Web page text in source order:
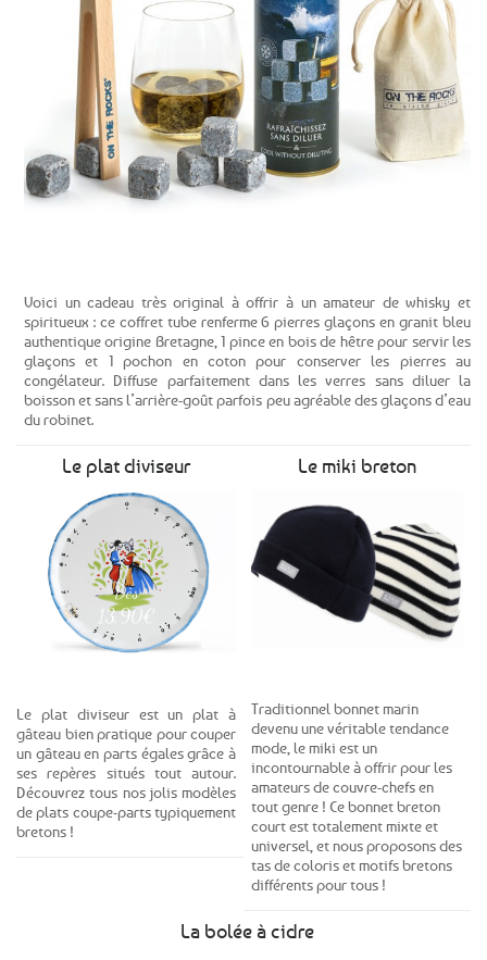
Voici un cadeau très original à offrir à un amateur de whisky et
spiritueux : ce coffret tube renferme 6 pierres glaçons en granit bleu
authentique origine Bretagne, 1 pince en bois de hêtre pour servir les
glaçons et 1 pochon en coton pour conserver les pierres au
congélateur. Diffuse parfaitement dans les verres sans diluer la
boisson et sans l’arrière-goût parfois peu agréable des glaçons d’eau
du robinet.
Le plat diviseur
Dès
13,90€
Le plat diviseur est un plat à
gâteau bien pratique pour couper
un gâteau en parts égales grâce à
ses repères situés tout autour.
Découvrez tous nos jolis modèles
de plats coupe-parts typiquement
bretons !
Le miki breton
Traditionnel bonnet marin
devenu une véritable tendance
mode, le miki est un
incontournable à offrir pour les
amateurs de couvre-chefs en
tout genre ! Ce bonnet breton
court est totalement mixte et
universel, et nous proposons des
tas de coloris et motifs bretons
différents pour tous !
La bolée à cidre